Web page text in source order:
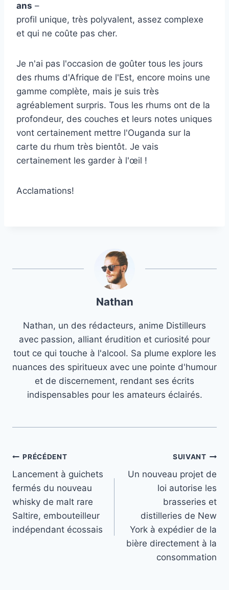
ans –
profil unique, très polyvalent, assez complexe
et qui ne coûte pas cher.
Je n'ai pas l'occasion de goûter tous les jours
des rhums d'Afrique de l'Est, encore moins une
gamme complète, mais je suis très
agréablement surpris. Tous les rhums ont de la
profondeur, des couches et leurs notes uniques
vont certainement mettre l'Ouganda sur la
carte du rhum très bientôt. Je vais
certainement les garder à l'œil !
Acclamations!
Nathan
Nathan, un des rédacteurs, anime Distilleurs
avec passion, alliant érudition et curiosité pour
tout ce qui touche à l'alcool. Sa plume explore les
nuances des spiritueux avec une pointe d'humour
et de discernement, rendant ses écrits
indispensables pour les amateurs éclairés.
Navigation
de
l’article
PRÉCÉDENT
Lancement à guichets
fermés du nouveau
whisky de malt rare
Saltire, embouteilleur
indépendant écossais
SUIVANT
Un nouveau projet de
loi autorise les
brasseries et
distilleries de New
York à expédier de la
bière directement à la
consommation